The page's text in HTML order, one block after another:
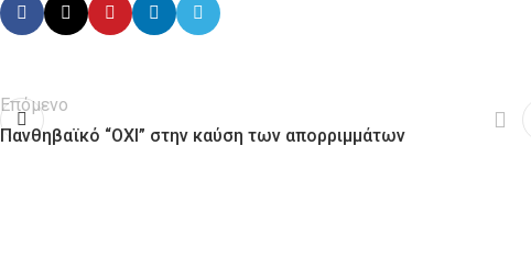
Επόμενο
Πανθηβαϊκό “ΟΧΙ” στην καύση των απορριμμάτων